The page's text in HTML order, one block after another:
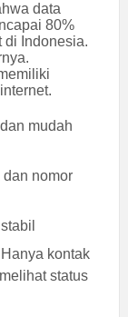
data
80%
di Indonesia.
mudah
dan nomor
kontak
status